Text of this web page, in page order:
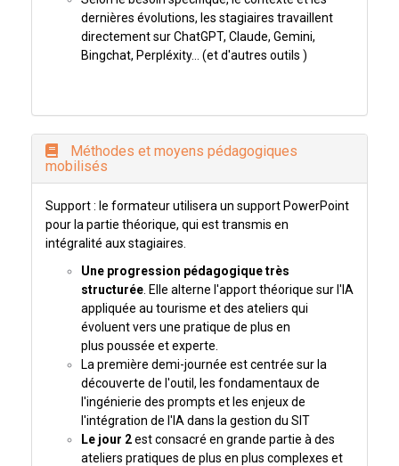
dernières évolutions, les stagiaires travaillent
directement sur ChatGPT, Claude, Gemini,
Bingchat, Perpléxity… (et d'autres outils )
Méthodes et moyens pédagogiques
mobilisés
Support : le formateur utilisera un support PowerPoint
pour la partie théorique, qui est transmis en
intégralité aux stagiaires.
Une progression pédagogique très
structurée . Elle alterne l'apport théorique sur l'IA
appliquée au tourisme et des ateliers qui
évoluent vers une pratique de plus en
plus poussée et experte.
La première demi-journée est centrée sur la
découverte de l'outil, les fondamentaux de
l'ingénierie des prompts et les enjeux de
l'intégration de l'IA dans la gestion du SIT
Le jour 2est consacré en grande partie à des
ateliers pratiques de plus en plus complexes et